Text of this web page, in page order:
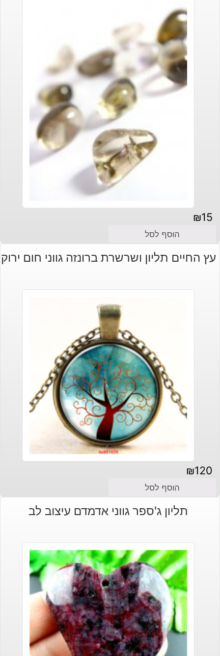
₪15
הוסף לסל
עץ החיים תליון ושרשרת ברונזה גווני חום ירוק
₪120
הוסף לסל
תליון ג'ספר גווני אדמדם עיצוב לב